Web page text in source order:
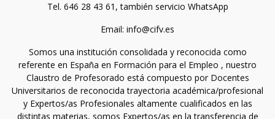
Tel. 646 28 43 61, también servicio WhatsApp
Email: info@cifv.es
Somos una institución consolidada y reconocida como
referente en España en Formación para el Empleo , nuestro
Claustro de Profesorado está compuesto por Docentes
Universitarios de reconocida trayectoria académica/profesional
y Expertos/as Profesionales altamente cualificados en las
distintas materias, somos Expertos/as en la transferencia de